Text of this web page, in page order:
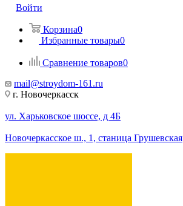
Войти
Корзина0
Избранные товары0
Сравнение товаров0
mail@stroydom-161.ru
г. Новочеркасск
ул. Харьковское шоссе, д 4Б
Новочеркасское ш., 1, станица Грушевская